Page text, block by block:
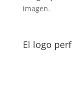
imagen.
El logo